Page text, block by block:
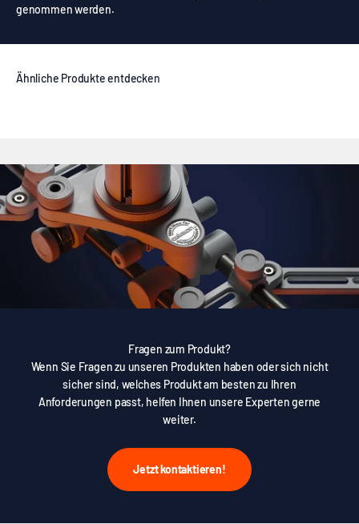
genommen werden.
Fragen zum Produkt?
Wenn Sie Fragen zu unseren Produkten haben oder sich nicht
sicher sind, welches Produkt am besten zu Ihren
Anforderungen passt, helfen Ihnen unsere Experten gerne
weiter.
Jetzt kontaktieren!